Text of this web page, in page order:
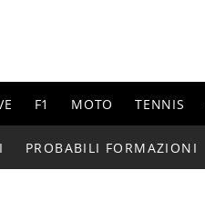
F1 MOTO TENNIS
PROBABILI FORMAZIONI